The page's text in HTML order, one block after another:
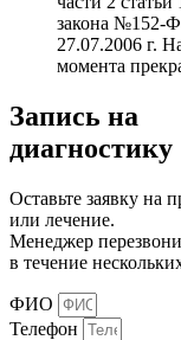
закона №152-
27.07.2006 г.
момента
Запись на
диагностику
Оставьте заявку на
или лечение.
Менеджер
в течение
ФИО
Телефон